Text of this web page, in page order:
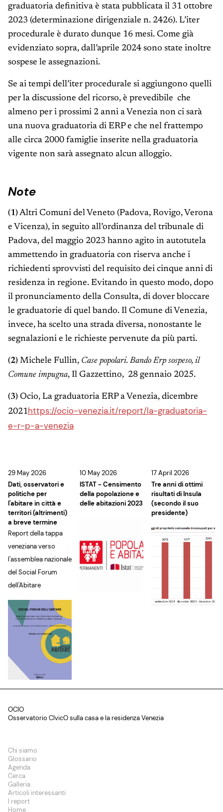
graduatoria definitiva è stata pubblicata il 31 ottobre
2023 (determinazione dirigenziale n. 2426). L’iter
procedurale è durato dunque 16 mesi. Come già
evidenziato sopra, dall’aprile 2024 sono state inoltre
sospese le assegnazioni.
Se ai tempi dell’iter procedurale si aggiungono quelli
per la discussione del ricorso, è prevedibile che
almeno per i prossimi 2 anni a Venezia non ci sarà
una nuova graduatoria di ERP e che nel frattempo
alle circa 2000 famiglie inserite nella graduatoria
vigente non sarà assegnato alcun alloggio.
Note
(1)Altri Comuni del Veneto (Padova, Rovigo, Verona
e Vicenza), in seguito all’ordinanza del tribunale di
Padova, del maggio 2023 hanno agito in autotutela
ammettendo in graduatoria con riserva anche i
richiedenti sprovvisti del requisito dei cinque anni di
residenza in regione. Evitando in questo modo, dopo
il pronunciamento della Consulta, di dover bloccare
le graduatorie di quel bando. Il Comune di Venezia,
invece, ha scelto una strada diversa, nonostante le
segnalazioni e le richieste pervenute da più parti.
(2) Michele Fullin, Case popolari. Bando Erp sospeso, il
Comune impugna, Il Gazzettino, 28 gennaio 2025.
(3) Ocio, La graduatoria ERP a Venezia, dicembre
2021https://ocio-venezia.it/report/la-graduatoria-
e-r-p-a-venezia
29 May 2026
Dati, osservatori e
politiche per
l'abitare in città e
territori (altrimenti)
a breve termine
Report della tappa
veneziana verso
l'assemblea nazionale
del Social Forum
dell'Abitare
10 May 2026
ISTAT - Censimento
della popolazione e
delle abitazioni 2023
17 April 2026
Tre anni di ottimi
risultati di Insula
(secondo il suo
presidente)
OCIO
Osservatorio CIvicO sulla casa e la residenza Venezia
Chi siamo
Glossario
Agenda
Cerca
Galleria
Articoli interessanti
I report
Home